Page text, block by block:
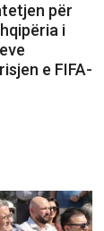
për
i
e FIFA-